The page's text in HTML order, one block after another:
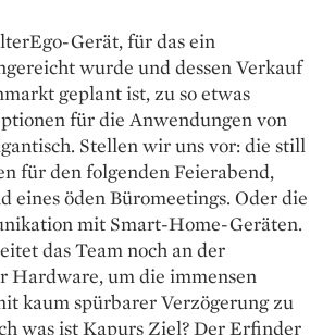
Gerät, für das ein
wurde und dessen Verkauf
geplant ist, zu so etwas
für die Anwendungen von
Stellen wir uns vor: die still
für den folgenden Feierabend,
eines öden Büromeetings. Oder die
mit Smart-Home-Geräten.
das Team noch an der
Hardware, um die immensen
kaum spürbarer Verzögerung zu
was ist Kapurs Ziel? Der Erfinder